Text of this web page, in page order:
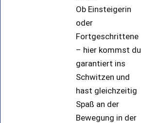
Ob Einsteigerin
oder
Fortgeschrittene
– hier kommst du
garantiert ins
Schwitzen und
hast gleichzeitig
Spaß an der
Bewegung in der